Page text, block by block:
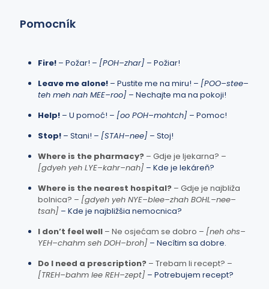
Pomocník
Fire! – Požar! – [POH–zhar] – Požiar!
Leave me alone! – Pustite me na miru! – [POO–stee–
teh meh nah MEE–roo] – Nechajte ma na pokoji!
Help! – U pomoć! – [oo POH–mohtch] – Pomoc!
Stop! – Stani! – [STAH–nee] – Stoj!
Where is the pharmacy? – Gdje je ljekarna? –
[gdyeh yeh LYE–kahr–nah] – Kde je lekáreň?
Where is the nearest hospital? – Gdje je najbliža
bolnica? – [gdyeh yeh NYE–blee–zhah BOHL–nee–
tsah] – Kde je najbližšia nemocnica?
I don’t feel well – Ne osjećam se dobro – [neh ohs–
YEH–chahm seh DOH–broh] – Necítim sa dobre.
Do I need a prescription? – Trebam li recept? –
[TREH–bahm lee REH–zept] – Potrebujem recept?